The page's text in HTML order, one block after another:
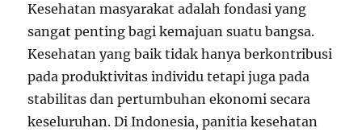
Kesehatan masyarakat adalah fondasi yang
sangat penting bagi kemajuan suatu bangsa.
Kesehatan yang baik tidak hanya berkontribusi
pada produktivitas individu tetapi juga pada
stabilitas dan pertumbuhan ekonomi secara
keseluruhan. Di Indonesia, panitia kesehatan